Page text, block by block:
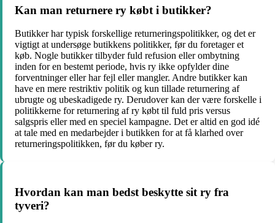
Kan man returnere ry købt i butikker?
Butikker har typisk forskellige returneringspolitikker, og det er
vigtigt at undersøge butikkens politikker, før du foretager et
køb. Nogle butikker tilbyder fuld refusion eller ombytning
inden for en bestemt periode, hvis ry ikke opfylder dine
forventninger eller har fejl eller mangler. Andre butikker kan
have en mere restriktiv politik og kun tillade returnering af
ubrugte og ubeskadigede ry. Derudover kan der være forskelle i
politikkerne for returnering af ry købt til fuld pris versus
salgspris eller med en speciel kampagne. Det er altid en god idé
at tale med en medarbejder i butikken for at få klarhed over
returneringspolitikken, før du køber ry.
Hvordan kan man bedst beskytte sit ry fra
tyveri?